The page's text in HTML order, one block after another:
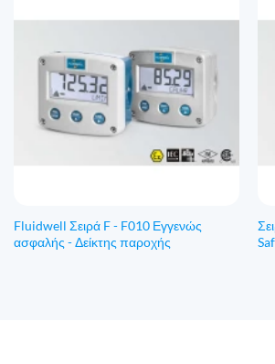
Fluidwell Σειρά F - F010 Εγγενώς
ασφαλής - Δείκτης παροχής